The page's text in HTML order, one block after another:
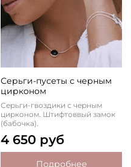
Серьги-пусеты с черным
цирконом
Серьги-гвоздики с черным
цирконом. Штифтоввый замок
(бабочка).
4 650 руб
Подробнее